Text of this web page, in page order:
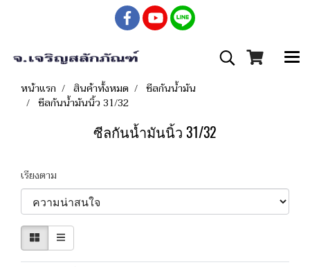
หน้าแรก สินค้าทั้งหมด
ซีลกันน้ำมัน
ซีลกันน้ำมันนิ้ว 31/32
ซีลกันน้ำมันนิ้ว 31/32
เรียงตาม